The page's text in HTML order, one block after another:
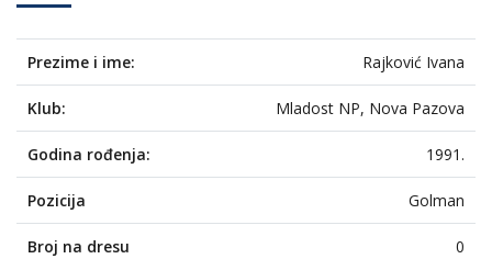
Prezime i ime: Rajković Ivana
Klub: Mladost NP, Nova Pazova
Godina rođenja: 1991.
Pozicija Golman
Broj na dresu 0